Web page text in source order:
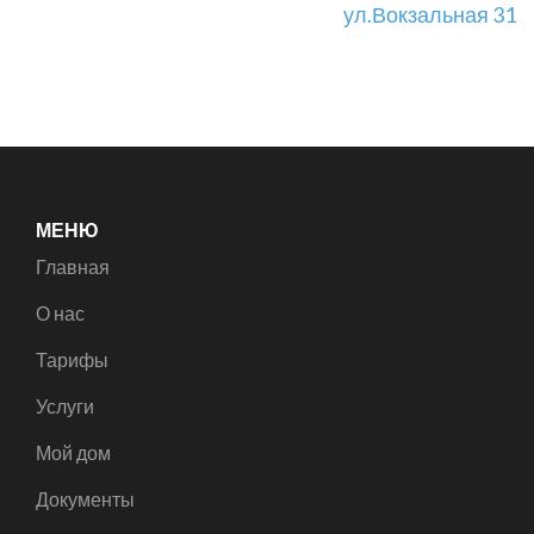
ул.Вокзальная 31
МЕНЮ
Главная
О нас
Тарифы
Услуги
Мой дом
Документы